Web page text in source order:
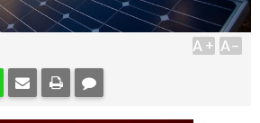
A+ A-